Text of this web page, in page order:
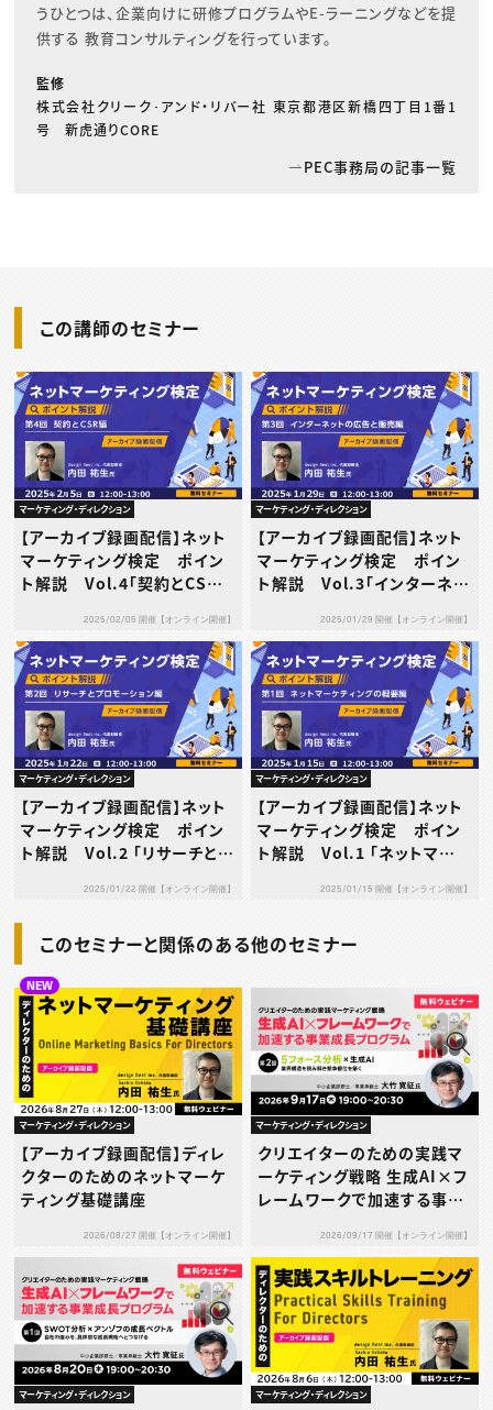
うひとつは、企業向けに研修プログラムやE-ラーニングなどを提
供する 教育コンサルティングを行っています。
監修
株式会社クリーク･アンド・リバー社 東京都港区新橋四丁目1番1
号 新虎通りCORE
PEC事務局の記事一覧
この講師のセミナー
マーケティング・ディレクション
【アーカイブ録画配信】ネット
マーケティング検定 ポイン
ト解説 Vol.4「契約とCSR」
2025/02/05 開催【オンライン開催】
マーケティング・ディレクション
【アーカイブ録画配信】ネット
マーケティング検定 ポイン
ト解説 Vol.3「インターネッ
2025/01/29 開催【オンライン開催】
マーケティング・ディレクション
【アーカイブ録画配信】ネット
マーケティング検定 ポイン
ト解説 Vol.2 「リサーチとプ
2025/01/22 開催【オンライン開催】
マーケティング・ディレクション
【アーカイブ録画配信】ネット
マーケティング検定 ポイン
ト解説 Vol.1 「ネットマーケ
2025/01/15 開催【オンライン開催】
このセミナーと関係のある他のセミナー
NEW
マーケティング・ディレクション
【アーカイブ録画配信】ディレ
クターのためのネットマーケ
ティング基礎講座
2026/08/27 開催【オンライン開催】
マーケティング・ディレクション
クリエイターのための実践マ
ーケティング戦略 生成AI×フ
レームワークで加速する事業
ース分析×生成AI ― 業界構
造を読み解き競争優位を築く
―
2026/09/17 開催【オンライン開催】
マーケティング・ディレクション マーケティング・ディレクション